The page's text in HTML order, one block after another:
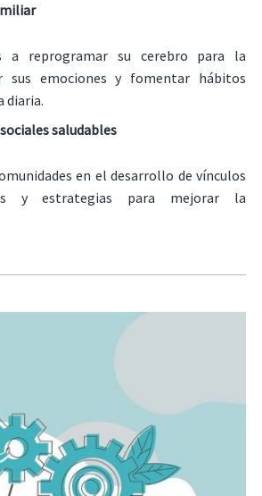
a reprogramar su cerebro para la
sus emociones y fomentar hábitos
diaria.
saludables
en el desarrollo de vínculos
y estrategias para mejorar la